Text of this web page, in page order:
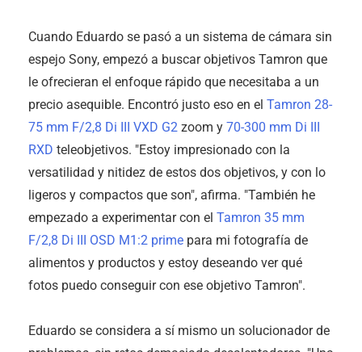
Cuando Eduardo se pasó a un sistema de cámara sin
espejo Sony, empezó a buscar objetivos Tamron que
le ofrecieran el enfoque rápido que necesitaba a un
precio asequible. Encontró justo eso en el Tamron 28-
75 mm F/2,8 Di III VXD G2 zoom y 70-300 mm Di III
RXD teleobjetivos. "Estoy impresionado con la
versatilidad y nitidez de estos dos objetivos, y con lo
ligeros y compactos que son", afirma. "También he
empezado a experimentar con el Tamron 35 mm
F/2,8 Di III OSD M1:2 prime para mi fotografía de
alimentos y productos y estoy deseando ver qué
fotos puedo conseguir con ese objetivo Tamron".
Eduardo se considera a sí mismo un solucionador de